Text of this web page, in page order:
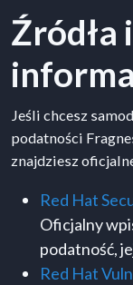
Źródła
Jeśli chcesz
podatności
znajdziesz
Red Hat
Oficjalny
podatność,
Red Hat